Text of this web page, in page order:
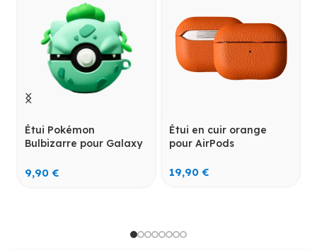
Étui Pokémon
Bulbizarre pour Galaxy
9,90€
Étui en cuir orange
pour AirPods
19,90€